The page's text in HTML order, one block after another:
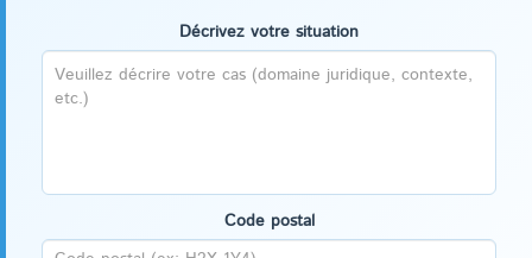
Décrivez votre situation
Code postal